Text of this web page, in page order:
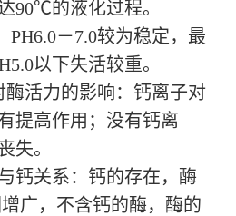
90℃的液化过程。
PH6.0－7.0较为稳定，最
以下失活较重。
酶活力的影响：钙离子对
提高作用；没有钙离
失。
钙关系：钙的存在，酶
广，不含钙的酶，酶的